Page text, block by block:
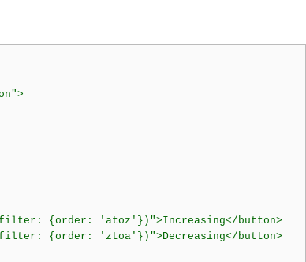
>
{order: 'atoz'})">Increasing</ button>
{order: 'ztoa'})"> Decreasing</ button>